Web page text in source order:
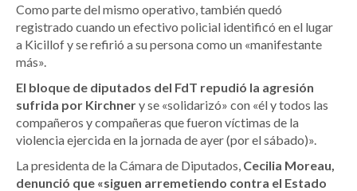
Como parte del mismo operativo, también quedó
registrado cuando un efectivo policial identificó en el lugar
a Kicillof y se refirió a su persona como un «manifestante
más».
El bloque de diputados del FdT repudió la agresión
sufrida por Kirchnery se «solidarizó» con «él y todos las
compañeros y compañeras que fueron víctimas de la
violencia ejercida en la jornada de ayer (por el sábado)».
La presidenta de la Cámara de Diputados, Cecilia Moreau,
denunció que «siguen arremetiendo contra el Estado